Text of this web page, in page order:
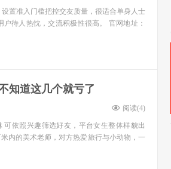
置准入门槛把控交友质量，很适合单身人士
待人热忱，交流积极性很高。 官网地址：
知道这几个就亏了
阅读(4)
可依照兴趣筛选好友，平台女生整体样貌出
内的美术老师，对方热爱旅行与小动物，一